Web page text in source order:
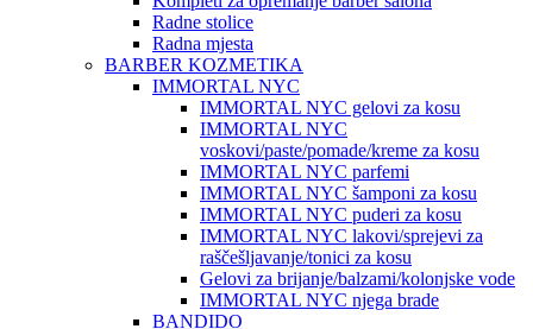
Radne stolice
Radna mjesta
BARBER KOZMETIKA
IMMORTAL NYC
IMMORTAL NYC gelovi za kosu
IMMORTAL NYC
voskovi/paste/pomade/kreme za kosu
IMMORTAL NYC parfemi
IMMORTAL NYC šamponi za kosu
IMMORTAL NYC puderi za kosu
IMMORTAL NYC lakovi/sprejevi za
raščešljavanje/tonici za kosu
Gelovi za brijanje/balzami/kolonjske vode
IMMORTAL NYC njega brade
BANDIDO